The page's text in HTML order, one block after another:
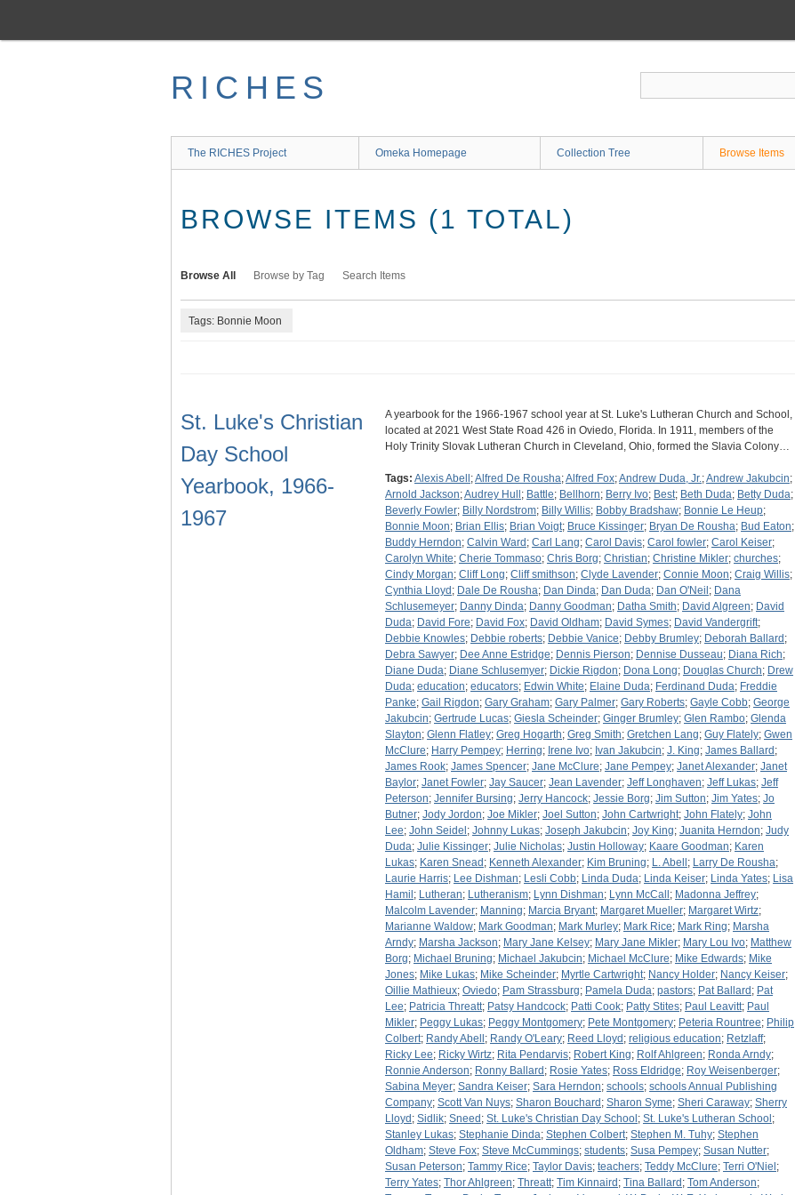
main
RICHES
The RICHES Project Omeka Homepage Collection Tree Browse Items
BROWSE ITEMS (1 TOTAL)
Browse All Browse by Tag Search Items
Tags: Bonnie Moon
St. Luke's Christian
Day School
Yearbook, 1966-
1967
A yearbook for the 1966-1967 school year at St. Luke's Lutheran Church and School,
located at 2021 West State Road 426 in Oviedo, Florida. In 1911, members of the
Holy Trinity Slovak Lutheran Church in Cleveland, Ohio, formed the Slavia Colony…
Tags: Alexis Abell ;Alfred De Rousha;Alfred Fox;Andrew Duda, Jr.;Andrew Jakubcin;
Arnold Jackson;Audrey Hull ; Battle; Bellhorn; Berry Ivo; Best; Beth Duda; Betty Duda;
Beverly Fowler; Billy Nordstrom; Billy Willis; Bobby Bradshaw; Bonnie Le Heup;
Bonnie Moon; Brian Ellis; Brian Voigt; Bruce Kissinger; Bryan De Rousha; Bud Eaton;
Buddy Herndon; Calvin Ward ; Carl Lang; Carol Davis; Carol fowler; Carol Keiser;
Carolyn White; Cherie Tommaso; Chris Borg; Christian; Christine Mikler; churches;
Cindy Morgan; Cliff Long; Cliff smithson; Clyde Lavender; Connie Moon; Craig Willis;
Cynthia Lloyd ; Dale De Rousha; Dan Dinda; Dan Duda; Dan O'Neil ; Dana
Schlusemeyer; Danny Dinda; Danny Goodman; Datha Smith; David Algreen; David
Duda; David Fore; David Fox; David Oldham; David Symes; David Vandergrift;
Debbie Knowles; Debbie roberts; Debbie Vanice; Debby Brumley; Deborah Ballard ;
Debra Sawyer; Dee Anne Estridge; Dennis Pierson; Dennise Dusseau; Diana Rich;
Diane Duda; Diane Schlusemyer; Dickie Rigdon; Dona Long; Douglas Church; Drew
Duda; education; educators; Edwin White; Elaine Duda; Ferdinand Duda; Freddie
Panke; Gail Rigdon; Gary Graham; Gary Palmer; Gary Roberts; Gayle Cobb; George
Jakubcin; Gertrude Lucas; Giesla Scheinder; Ginger Brumley; Glen Rambo; Glenda
Slayton; Glenn Flatley; Greg Hogarth; Greg Smith; Gretchen Lang; Guy Flately; Gwen
McClure; Harry Pempey; Herring; Irene Ivo; Ivan Jakubcin; J. King; James Ballard ;
James Rook; James Spencer; Jane McClure; Jane Pempey; Janet Alexander; Janet
Baylor; Janet Fowler; Jay Saucer; Jean Lavender; Jeff Longhaven; Jeff Lukas; Jeff
Peterson; Jennifer Bursing; Jerry Hancock; Jessie Borg; Jim Sutton; Jim Yates; Jo
Butner; Jody Jordon; Joe Mikler; Joel Sutton; John Cartwright; John Flately; John
Lee; John Seidel ; Johnny Lukas; Joseph Jakubcin; Joy King; Juanita Herndon; Judy
Duda; Julie Kissinger; Julie Nicholas; Justin Holloway; Kaare Goodman; Karen
Lukas; Karen Snead ; Kenneth Alexander; Kim Bruning; L. Abell ; Larry De Rousha;
Laurie Harris; Lee Dishman; Lesli Cobb; Linda Duda; Linda Keiser; Linda Yates; Lisa
Hamil ; Lutheran; Lutheranism; Lynn Dishman; Lynn McCall ; Madonna Jeffrey;
Malcolm Lavender; Manning; Marcia Bryant; Margaret Mueller; Margaret Wirtz;
Marianne Waldow; Mark Goodman; Mark Murley; Mark Rice; Mark Ring; Marsha
Arndy; Marsha Jackson; Mary Jane Kelsey; Mary Jane Mikler; Mary Lou Ivo; Matthew
Borg; Michael Bruning; Michael Jakubcin; Michael McClure; Mike Edwards; Mike
Jones; Mike Lukas; Mike Scheinder; Myrtle Cartwright; Nancy Holder; Nancy Keiser;
Oillie Mathieux; Oviedo; Pam Strassburg; Pamela Duda; pastors; Pat Ballard ; Pat
Lee; Patricia Threatt; Patsy Handcock; Patti Cook; Patty Stites; Paul Leavitt; Paul
Mikler; Peggy Lukas; Peggy Montgomery; Pete Montgomery; Peteria Rountree; Philip
Colbert; Randy Abell ; Randy O'Leary; Reed Lloyd ; religious education; Retzlaff;
Ricky Lee; Ricky Wirtz; Rita Pendarvis; Robert King; Rolf Ahlgreen; Ronda Arndy;
Ronnie Anderson; Ronny Ballard ; Rosie Yates; Ross Eldridge; Roy Weisenberger;
Sabina Meyer; Sandra Keiser; Sara Herndon; schools; schools Annual Publishing
Company; Scott Van Nuys; Sharon Bouchard ; Sharon Syme; Sheri Caraway; Sherry
Lloyd ; Sidlik; Sneed ; St. Luke's Christian Day School ; St. Luke's Lutheran School ;
Stanley Lukas; Stephanie Dinda; Stephen Colbert; Stephen M. Tuhy; Stephen
Oldham; Steve Fox; Steve McCummings; students; Susa Pempey; Susan Nutter;
Susan Peterson; Tammy Rice; Taylor Davis; teachers; Teddy McClure; Terri O'Niel ;
Terry Yates; Thor Ahlgreen; Threatt; Tim Kinnaird ; Tina Ballard ; Tom Anderson;